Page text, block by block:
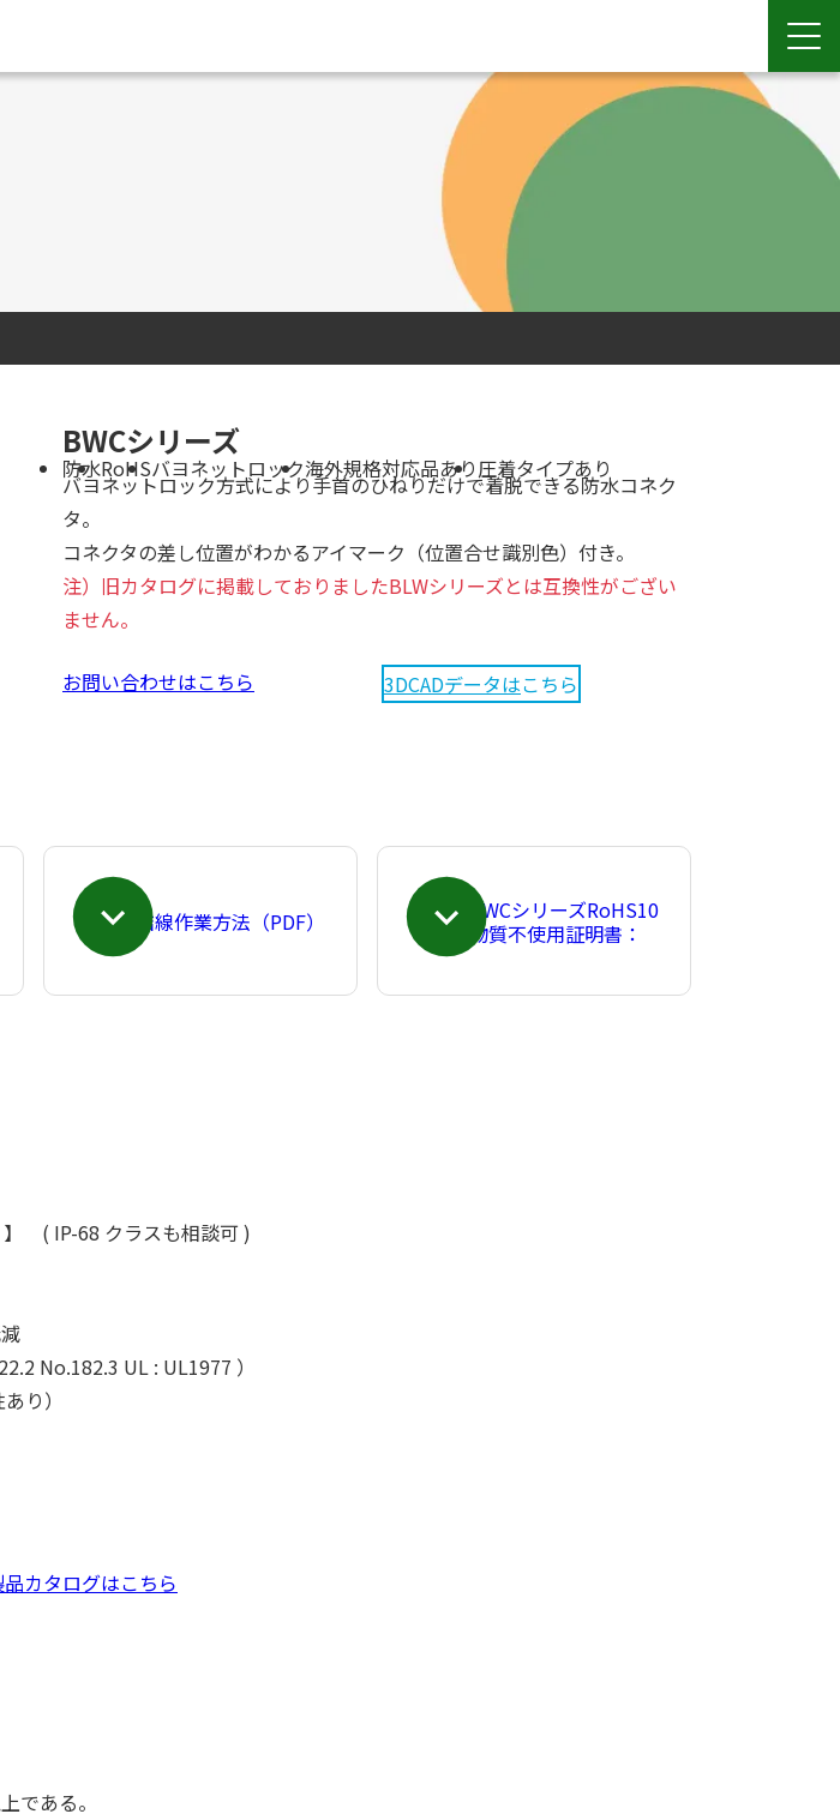
BWCシリーズ
防水RoHSバヨネットロック海外規格対応品あり圧着タイプあり
バヨネットロック方式により手首のひねりだけで着脱できる防水コネク
タ。
コネクタの差し位置がわかるアイマーク（位置合せ識別色）付き。
注）旧カタログに掲載しておりましたBLWシリーズとは互換性がござい
ません。
お問い合わせはこちら 3DCADデータはこちら
結線作業方法（PDF）
BWCシリーズRoHS10
物質不使用証明書：
( IP-68 クラスも相談可 )
No.182.3 UL : UL1977 ）
り）
カタログはこちら
である。